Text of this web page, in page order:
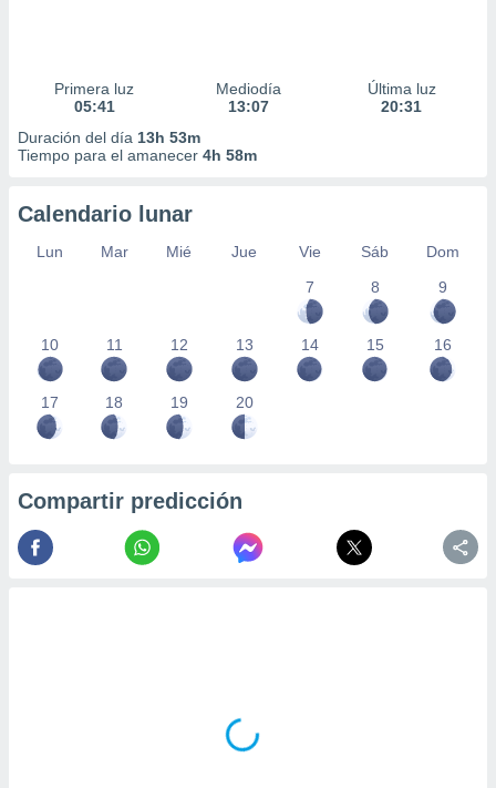
Primera luz
05:41
Mediodía
13:07
Última luz
20:31
Duración del día 13h 53m
Tiempo para el amanecer 4h 58m
Calendario lunar
Lun Mar Mié Jue Vie Sáb
Dom
7
8 9
10 11 12 13 14 15 16
17 18 19 20
Compartir predicción